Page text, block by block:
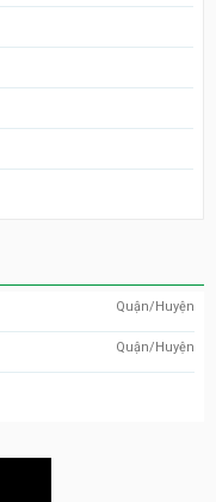
Quận/Huyện
Quận/Huyện